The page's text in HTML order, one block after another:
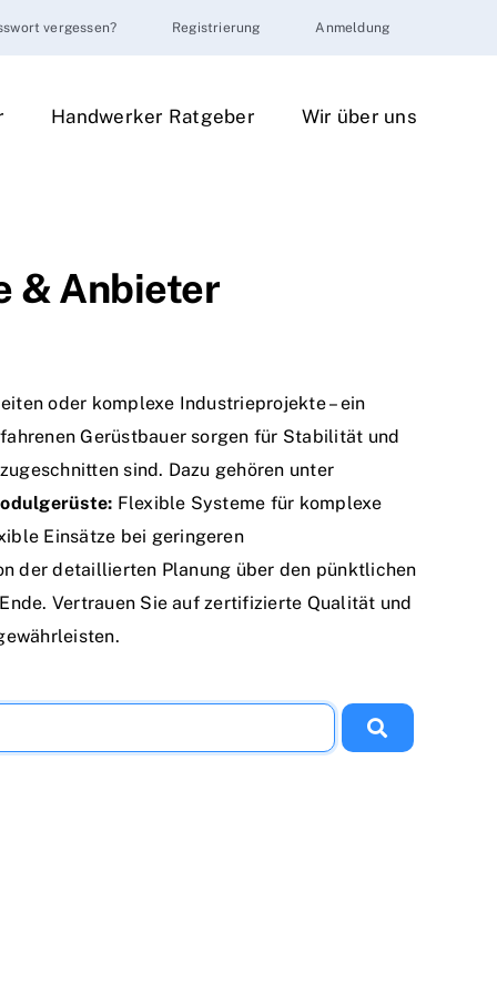
vergessen? Registrierung Anmeldung
Handwerker Ratgeber Wir über uns
& Anbieter
oder komplexe Industrieprojekte – ein
Gerüstbauer sorgen für Stabilität und
sind. Dazu gehören unter
Flexible Systeme für komplexe
Einsätze bei geringeren
der detaillierten Planung über den pünktlichen
Vertrauen Sie auf zertifizierte Qualität und